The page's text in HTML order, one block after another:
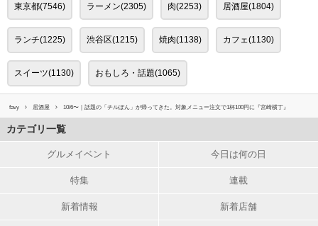
東京都(7546) ラーメン(2305) 肉(2253) 居酒屋(1804)
ランチ(1225) 渋谷区(1215) 焼肉(1138) カフェ(1130)
スイーツ(1130) おもしろ・話題(1065)
favy 居酒屋 10/6〜｜話題の「チルぽん」が帰ってきた。対象メニュー注文で1杯100円に『宮崎横丁』
カテゴリ一覧
グルメイベント 今日は何の日
特集 連載
新着情報 新着店舗